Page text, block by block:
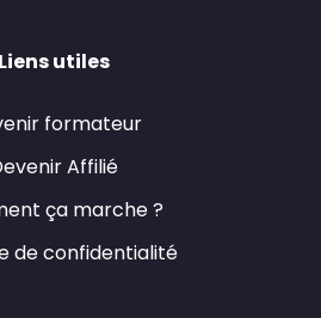
Liens utiles
formateur
Affilié
ça marche ?
de confidentialité